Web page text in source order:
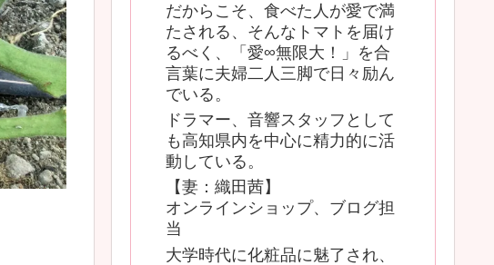
だからこそ、食べた人が愛で満
たされる、そんなトマトを届け
るべく、「愛∞無限大！」を合
言葉に夫婦二人三脚で日々励ん
でいる。
ドラマー、音響スタッフとして
も高知県内を中心に精力的に活
動している。
【妻：織田茜】
オンラインショップ、ブログ担
当
大学時代に化粧品に魅了され、